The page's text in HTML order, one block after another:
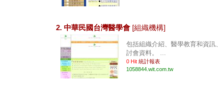
2. 中華民國台灣醫學會 [組織機構]
包括組織介紹、醫學教育和資訊
討會資料。 ...
0 Hit 統計報表
1058844.wit.com.tw